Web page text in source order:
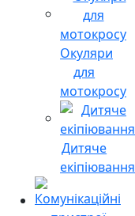
Окуляри
для
мотокросу
Дитяче
екіпіювання